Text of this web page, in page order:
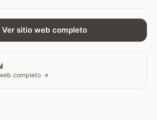
Ver sitio web completo
completo →